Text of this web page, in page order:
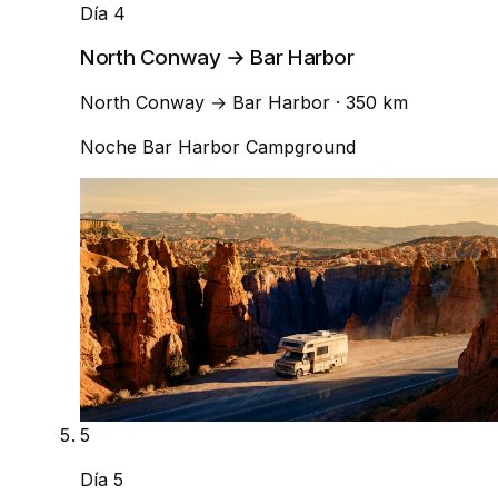
Día 4
North Conway → Bar Harbor
North Conway → Bar Harbor · 350 km
Noche Bar Harbor Campground
5
Día 5